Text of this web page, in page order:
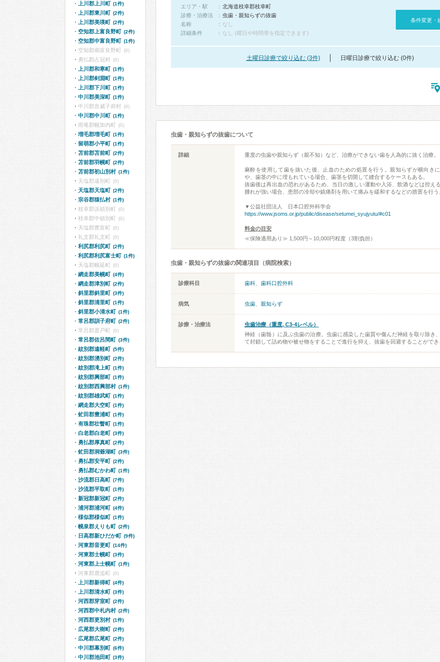
エリア・駅
北海道枝幸郡枝幸町
診療・治療法
虫歯・親知らずの抜歯
名称
なし
詳細条件
なし (曜日や時間帯を指定できます)
条件変更・
土曜日診療で絞り込む (3件) 日曜日診療で絞り込む (0件)
虫歯・親知らずの抜歯について
詳細 重度の虫歯や親知らず（親不知）など、治療ができない歯を人為的に抜く治療。
麻酔を使用して歯を抜いた後、止血のための処置を行う。親知らずが横向き
や、歯茎の中に埋もれている場合、歯茎を切開して縫合するケースもある。
抜歯後は再出血の恐れがあるため、当日の激しい運動や入浴、飲酒などは控え
腫れが強い場合、患部の冷却や鎮痛剤を用いて痛みを緩和するなどの措置を行う
▼公益社団法人 日本口腔外科学会
https://www.jsoms.or.jp/public/disease/setumei_syujyutu/#c01
料金の目安
≪保険適用あり≫ 1,500円～10,000円程度（3割負担）
虫歯・親知らずの抜歯の関連項目（病院検索）
診療科目 歯科 歯科口腔外科
病気 虫歯 親知らず
診療・治療法
虫歯治療（重度, C3-4レベル）
神経（歯髄）に及ぶ虫歯の治療。虫歯に感染した歯質や傷んだ神経を取り除き
て封鎖して詰め物や被せ物をすることで進行を抑え、抜歯を回避することができ
上川郡上川町 (1件)
上川郡東川町 (2件)
上川郡美瑛町 (2件)
空知郡上富良野町 (2件)
空知郡中富良野町 (1件)
空知郡南富良野町 (0)
勇払郡占冠村 (0)
上川郡和寒町 (1件)
上川郡剣淵町 (1件)
上川郡下川町 (1件)
中川郡美深町 (1件)
中川郡音威子府村 (0)
中川郡中川町 (1件)
雨竜郡幌加内町 (0)
増毛郡増毛町 (1件)
留萌郡小平町 (1件)
苫前郡苫前町 (2件)
苫前郡羽幌町 (2件)
苫前郡初山別村 (1件)
天塩郡遠別町 (0)
天塩郡天塩町 (2件)
宗谷郡猿払村 (1件)
枝幸郡浜頓別町 (0)
枝幸郡中頓別町 (0)
天塩郡豊富町 (0)
礼文郡礼文町 (0)
利尻郡利尻町 (2件)
利尻郡利尻富士町 (1件)
天塩郡幌延町 (0)
網走郡美幌町 (4件)
網走郡津別町 (2件)
斜里郡斜里町 (3件)
斜里郡清里町 (1件)
斜里郡小清水町 (1件)
常呂郡訓子府町 (2件)
常呂郡置戸町 (0)
常呂郡佐呂間町 (3件)
紋別郡遠軽町 (5件)
紋別郡湧別町 (2件)
紋別郡滝上町 (1件)
紋別郡興部町 (1件)
紋別郡西興部村 (1件)
紋別郡雄武町 (1件)
網走郡大空町 (1件)
虻田郡豊浦町 (1件)
有珠郡壮瞥町 (1件)
白老郡白老町 (3件)
勇払郡厚真町 (2件)
虻田郡洞爺湖町 (3件)
勇払郡安平町 (2件)
勇払郡むかわ町 (1件)
沙流郡日高町 (7件)
沙流郡平取町 (1件)
新冠郡新冠町 (2件)
浦河郡浦河町 (4件)
様似郡様似町 (1件)
幌泉郡えりも町 (2件)
日高郡新ひだか町 (9件)
河東郡音更町 (14件)
河東郡士幌町 (3件)
河東郡上士幌町 (1件)
河東郡鹿追町 (0)
上川郡新得町 (4件)
上川郡清水町 (3件)
河西郡芽室町 (2件)
河西郡中札内村 (2件)
河西郡更別村 (1件)
広尾郡大樹町 (2件)
広尾郡広尾町 (2件)
中川郡幕別町 (6件)
中川郡池田町 (3件)